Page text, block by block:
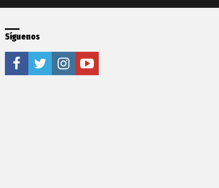
Síguenos
facebooktwitter instagramyoutube